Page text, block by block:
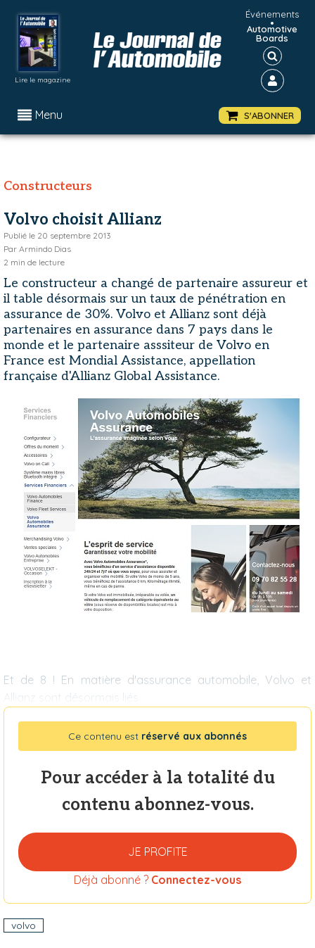
Lire le magazine
Événements
•
Automotive
Boards
Menu S'ABONNER
Constructeurs
Volvo choisit Allianz
Publié le 20 septembre 2013
Par Armindo Dias
2 min de lecture
Le constructeur a changé de partenaire assureur et
il table désormais sur un taux de pénétration en
assurance de 30%. Volvo et Allianz sont déjà
partenaires en assurance dans 7 pays dans le
monde et le partenaire asssiteur de Volvo en
France est Mondial Assistance, appellation
française d'Allianz Global Assistance.
Et de 8 ! En matière d'assurance automobile, Volvo et
Allianz sont désormais liés
Ce contenu est réservé aux abonnés
Pour accéder à la totalité du
contenu abonnez-vous.
JE PROFITE
Déjà abonné ? Connectez-vous
volvo